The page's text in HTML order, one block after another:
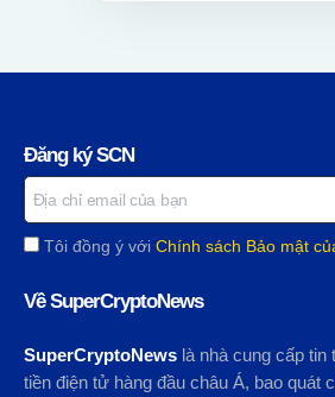
Đăng ký SCN
Tôi đồng ý với Chính sách Bảo mật
Về SuperCryptoNews
SuperCryptoNews là nhà cung cấp
tiền điện tử hàng đầu châu Á, bao quát